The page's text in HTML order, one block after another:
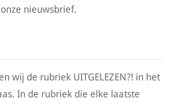
nieuwsbrief.
wij de rubriek UITGELEZEN?! in het
In de rubriek die elke laatste